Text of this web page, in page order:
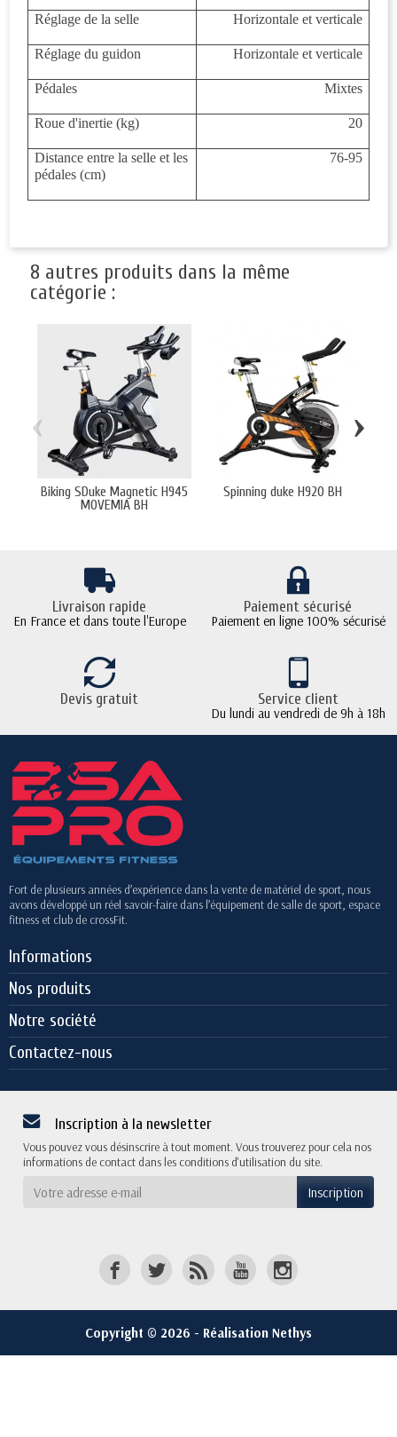
Réglage de la selle Horizontale et verticale
Réglage du guidon Horizontale et verticale
Pédales Mixtes
Roue d'inertie (kg) 20
Distance entre la selle et les
pédales (cm)
76-95
8 autres produits dans la même
catégorie :
Biking SDuke Magnetic H945
MOVEMIA BH
Spinning duke H920 BH
‹ ›
Livraison rapide
En France et dans toute l'Europe
Paiement sécurisé
Paiement en ligne 100% sécurisé
Devis gratuit Service client
Du lundi au vendredi de 9h à 18h
Fort de plusieurs années d’expérience dans la vente de matériel de sport, nous
avons développé un réel savoir-faire dans l’équipement de salle de sport, espace
fitness et club de crossFit.
Informations
Nos produits
Notre société
Contactez-nous
Inscription à la newsletter
Vous pouvez vous désinscrire à tout moment. Vous trouverez pour cela nos
informations de contact dans les conditions d'utilisation du site.
Copyright © 2026 - Réalisation Nethys